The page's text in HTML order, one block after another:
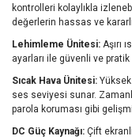
kontrolleri kolaylıkla
değerlerin hassas ve
Lehimleme Ünitesi: Aşırı
ayarları ile güvenli ve pratik
Sıcak Hava Ünitesi:
ses seviyesi sunar.
parola koruması gibi
DC Güç Kaynağı: Çift